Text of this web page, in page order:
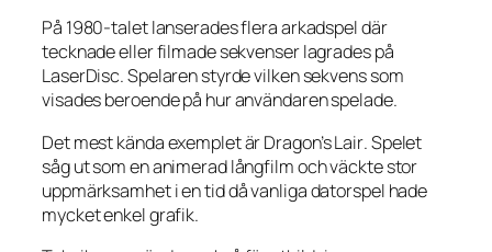
På 1980-talet lanserades flera arkadspel där
tecknade eller filmade sekvenser lagrades på
LaserDisc. Spelaren styrde vilken sekvens som
visades beroende på hur användaren spelade.
Det mest kända exemplet ärDragon’s Lair. Spelet
såg ut som en animerad långfilm och väckte stor
uppmärksamhet i en tid då vanliga datorspel hade
mycket enkel grafik.